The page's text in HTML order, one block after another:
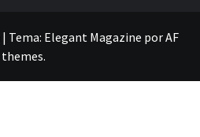
| Tema: Elegant Magazine porAF
themes.